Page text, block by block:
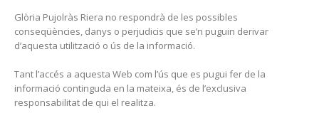
Glòria Pujolràs Riera no respondrà de les possibles
conseqüències, danys o perjudicis que se’n puguin derivar
d’aquesta utilització o ús de la informació.
Tant l’accés a aquesta Web com l’ús que es pugui fer de la
informació continguda en la mateixa, és de l’exclusiva
responsabilitat de qui el realitza.